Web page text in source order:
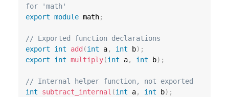
for 'math'
export module math;
// Exported function declarations
export
int add (int a, int b) ;
export
int multiply(int a, int b) ;
// Internal helper function, not exported
int
subtract_internal (int a, int b) ;